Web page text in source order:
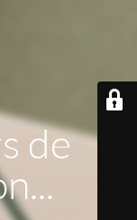
de